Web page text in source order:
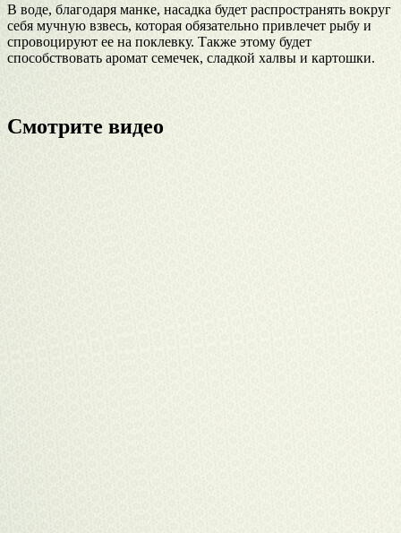
В воде, благодаря манке, насадка будет распространять вокруг
себя мучную взвесь, которая обязательно привлечет рыбу и
спровоцируют ее на поклевку. Также этому будет
способствовать аромат семечек, сладкой халвы и картошки.
Смотрите видео